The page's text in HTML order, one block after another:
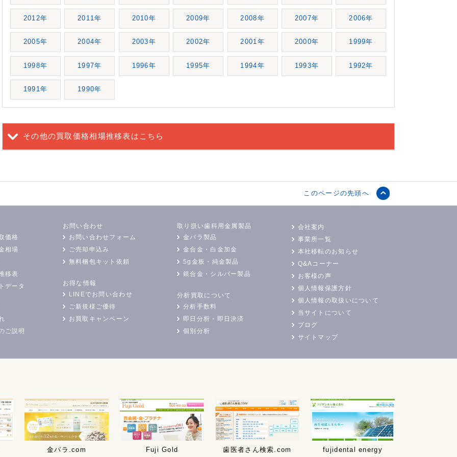
2012年 2011年 2010年 2009年 2008年 2007年 2006年
2005年 2004年 2003年 2002年 2001年 2000年 1999年
1998年 1997年 1996年 1995年 1994年 1993年 1992年
1991年 1990年
その他の買取価格相場推移表はこちら
このページの先頭へ
価格
相場
移表
データ
ご説明
お問い合わせ
お問い合わせフォーム
ご売却申込み
無料梱包キット依頼
お得な情報
LINEでお問い合わせ
ご新規様ご優待
お買取キャンペーン
取り扱い歯科用金属製品
金パラ製品
金合金・白金加金
5g金板・純金製品
銀合金・シルバー製品
分析買取について
分析手数料
即日分析・即日決済
個別分析
会社案内
事業所一覧
本社移転のお知らせ
Q&Aコーナー
お客様の声
個人情報保護方針
個人情報の取扱いについて
当サイトについて
ブログ
サイトマップ
金パラ.com Fuji Gold 歯医者さん検索.com fujidental energy